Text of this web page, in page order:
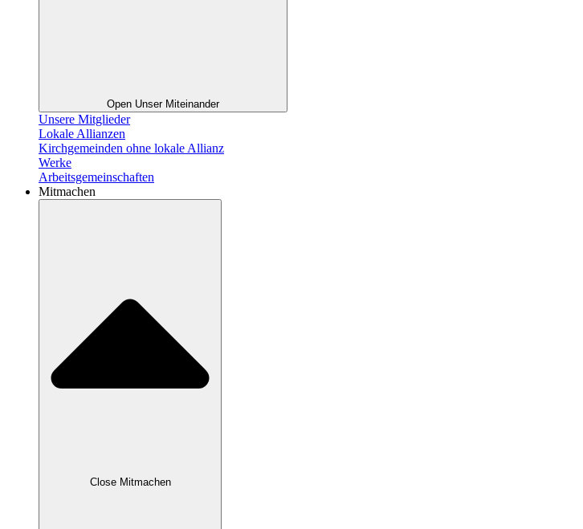
Open Unser Miteinander
Unsere Mitglieder
Lokale Allianzen
Kirchgemeinden ohne lokale Allianz
Werke
Arbeitsgemeinschaften
Mitmachen
Close Mitmachen